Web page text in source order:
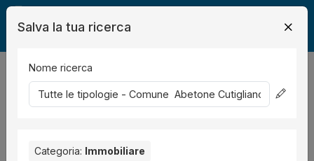
Legalmente Immobili
risultati Ordina per
Cutigliano.
Salva la tua ricerca
Nome ricerca
Categoria: Immobiliare